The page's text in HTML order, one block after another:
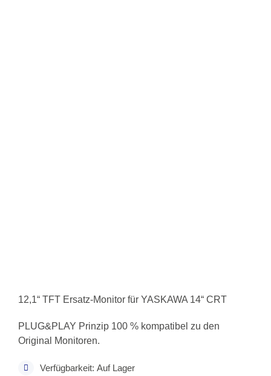
12,1“ TFT Ersatz-Monitor für YASKAWA 14“ CRT
PLUG&PLAY Prinzip 100 % kompatibel zu den
Original Monitoren.
Verfügbarkeit: Auf Lager